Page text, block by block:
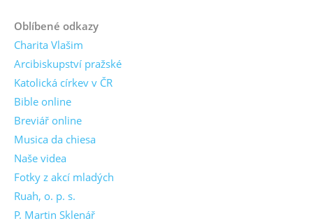
Oblíbené odkazy
Charita Vlašim
Arcibiskupství pražské
Katolická církev v ČR
Bible online
Breviář online
Musica da chiesa
Naše videa
Fotky z akcí mladých
Ruah, o. p. s.
P. Martin Sklenář